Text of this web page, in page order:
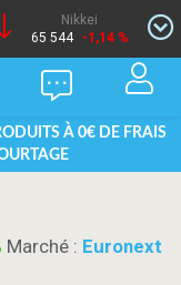
Nikkei
65 544 -1,14 %
À 0€ DE FRAIS
Marché : Euronext